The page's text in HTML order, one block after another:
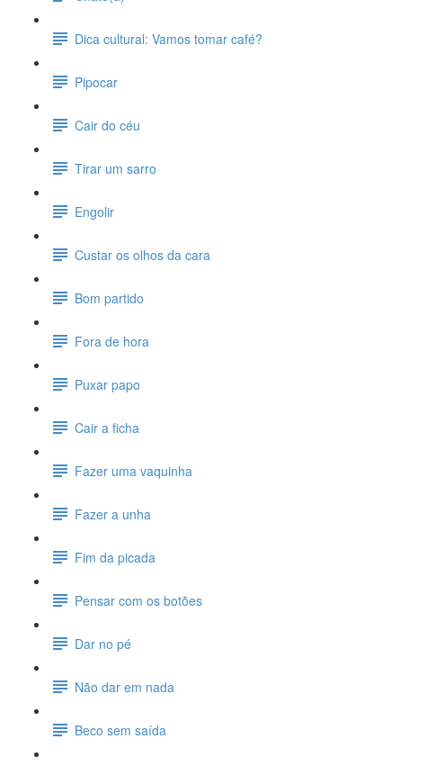
Dica cultural: Vamos tomar café?
Pipocar
Cair do céu
Tirar um sarro
Engolir
Custar os olhos da cara
Bom partido
Fora de hora
Puxar papo
Cair a ficha
Fazer uma vaquinha
Fazer a unha
Fim da picada
Pensar com os botões
Dar no pé
Não dar em nada
Beco sem saída